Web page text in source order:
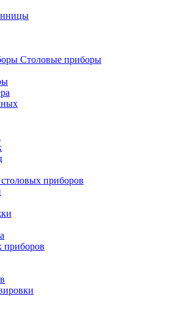
Cтоловые приборы
приборов
приборов